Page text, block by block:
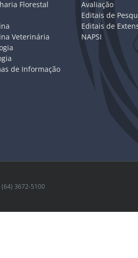
Florestal
Veterinária
de Informação
Avaliação
Editais de
Editais de
NAPSI
3672-5100